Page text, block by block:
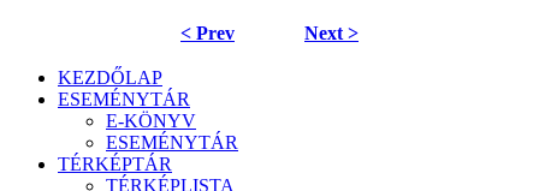
< Prev Next >
KEZDŐLAP
ESEMÉNYTÁR
E-KÖNYV
ESEMÉNYTÁR
TÉRKÉPTÁR
TÉRKÉPLISTA